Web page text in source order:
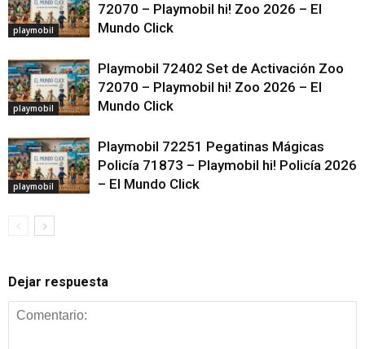
playmobil
72070 – Playmobil hi! Zoo 2026 – El
Mundo Click
playmobil
Playmobil 72402 Set de Activación Zoo
72070 – Playmobil hi! Zoo 2026 – El
Mundo Click
playmobil
Playmobil 72251 Pegatinas Mágicas
Policía 71873 – Playmobil hi! Policía 2026
– El Mundo Click
Dejar respuesta